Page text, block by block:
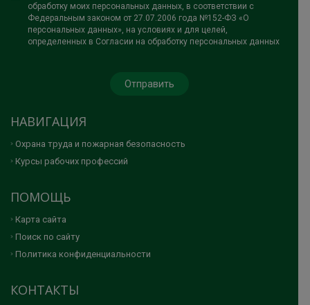
обработку моих персональных данных, в соответствии с
Федеральным законом от 27.07.2006 года №152-ФЗ «О
персональных данных», на условиях и для целей,
определенных в Согласии на обработку персональных данных
НАВИГАЦИЯ
Охрана труда и пожарная безопасность
Курсы рабочих профессий
ПОМОЩЬ
Карта сайта
Поиск по сайту
Политика конфиденциальности
КОНТАКТЫ